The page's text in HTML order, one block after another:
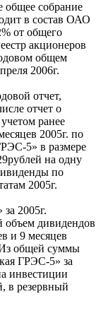
общее собрание
в состав ОАО
от общего
акционеров
общем
2006г.
отчет,
отчет о
ранее
2005г. по
5» в размере
на одну
по
2005г.
2005г.
дивидендов
и 9 месяцев
Из общей суммы
ГРЭС-5» за
инвестиции
в резервный